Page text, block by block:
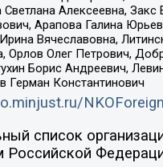
Светлана Алексеевна,
Арапова Галина
Вячеславовна,
Орлов Олег Петрович,
Борис Андреевич,
Герман Константинович
список
Российской